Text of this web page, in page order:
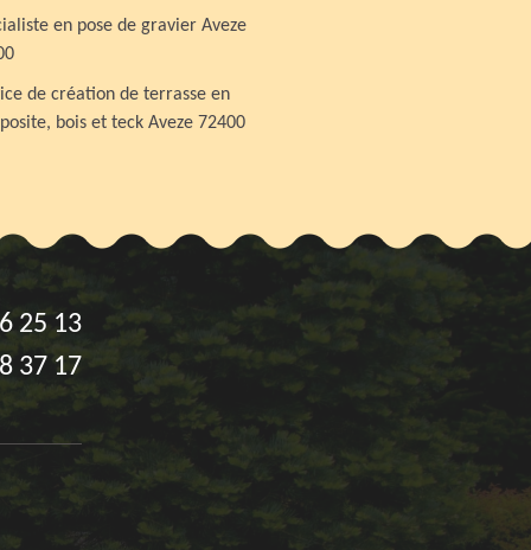
en pose de gravier Aveze
de création de terrasse en
bois et teck Aveze 72400
25 13
37 17